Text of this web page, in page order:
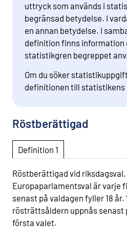
uttryck som används i
begränsad betydelse. I
en annan betydelse. I
definition finns information
statistikgren begreppet
Om du söker
definitionen till statistikens
Röstberättigad
Definition 1
Röstberättigad vid
Europaparlamentsval är varje
senast på valdagen fyller 18
rösträttsåldern uppnås senast
första valet.